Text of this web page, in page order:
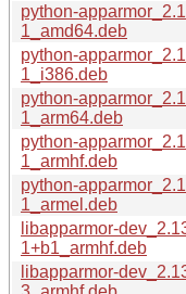
python-
1_amd64.deb
python-
1_i386.deb
python-
1_arm64.deb
python-
1_armhf.deb
python-
1_armel.deb
libapparmor-
1+b1_armhf.deb
libapparmor-